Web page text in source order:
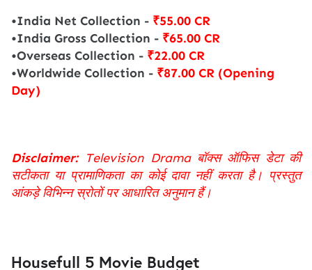
•India Net Collection - ₹55.00 CR
•India Gross Collection - ₹65.00 CR
•Overseas Collection - ₹22.00 CR
•Worldwide Collection - ₹87.00 CR (Opening
Day)
Disclaimer:Television Drama बॉक्स ऑफिस डेटा की
सटीकता या प्रामाणिकता का कोई दावा नहीं करता है। प्रस्तुत
आंकड़े विभिन्न स्रोतों पर आधारित अनुमान हैं।
Housefull 5 Movie Budget